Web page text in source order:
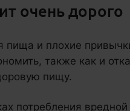
очень дорого
и плохие
также как и
пищу.
потребления